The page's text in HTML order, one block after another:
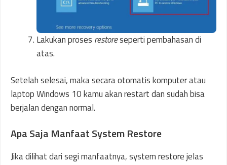
Lakukan proses restoreseperti pembahasan di
atas.
Setelah selesai, maka secara otomatis komputer atau
laptop Windows 10 kamu akan restart dan sudah bisa
berjalan dengan normal.
Apa Saja Manfaat System Restore
Jika dilihat dari segi manfaatnya, system restore jelas